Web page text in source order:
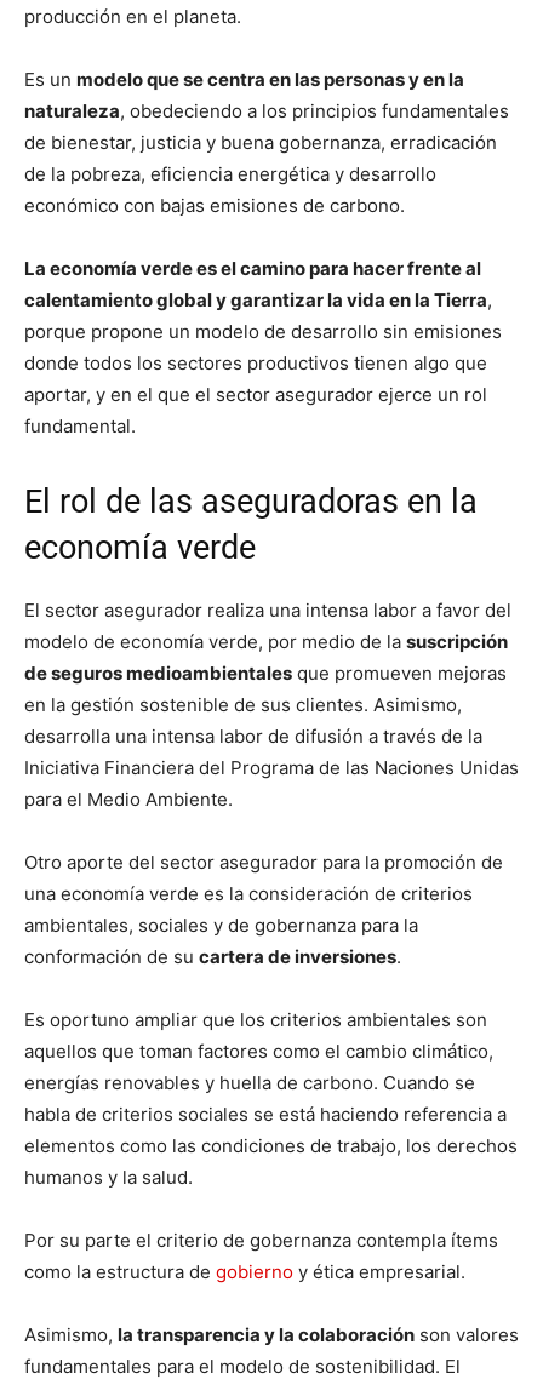
producción en el planeta.
Es un modelo que se centra en las personas y en la
naturaleza, obedeciendo a los principios fundamentales
de bienestar, justicia y buena gobernanza, erradicación
de la pobreza, eficiencia energética y desarrollo
económico con bajas emisiones de carbono.
La economía verde es el camino para hacer frente al
calentamiento global y garantizar la vida en la Tierra,
porque propone un modelo de desarrollo sin emisiones
donde todos los sectores productivos tienen algo que
aportar, y en el que el sector asegurador ejerce un rol
fundamental.
El rol de las aseguradoras en la
economía verde
El sector asegurador realiza una intensa labor a favor del
modelo de economía verde, por medio de la suscripción
de seguros medioambientales que promueven mejoras
en la gestión sostenible de sus clientes. Asimismo,
desarrolla una intensa labor de difusión a través de la
Iniciativa Financiera del Programa de las Naciones Unidas
para el Medio Ambiente.
Otro aporte del sector asegurador para la promoción de
una economía verde es la consideración de criterios
ambientales, sociales y de gobernanza para la
conformación de su cartera de inversiones.
Es oportuno ampliar que los criterios ambientales son
aquellos que toman factores como el cambio climático,
energías renovables y huella de carbono. Cuando se
habla de criterios sociales se está haciendo referencia a
elementos como las condiciones de trabajo, los derechos
humanos y la salud.
Por su parte el criterio de gobernanza contempla ítems
como la estructura de gobierno y ética empresarial.
Asimismo, la transparencia y la colaboración son valores
fundamentales para el modelo de sostenibilidad. El